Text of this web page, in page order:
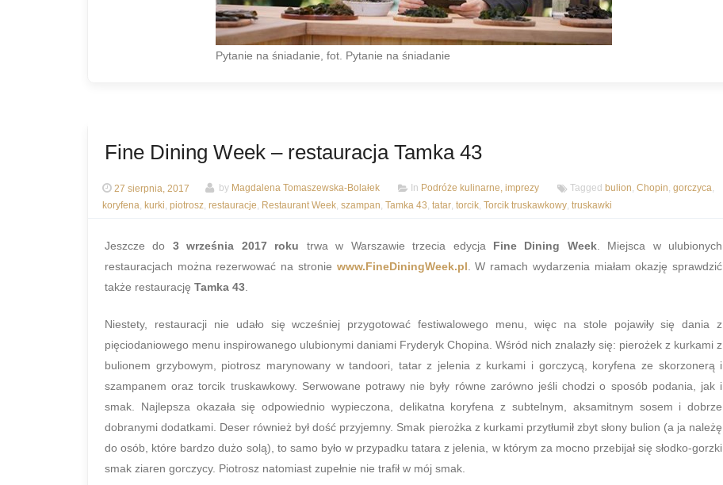
Pytanie na śniadanie, fot. Pytanie na śniadanie
Fine Dining Week – restauracja Tamka 43
27 sierpnia, 2017 by Magdalena Tomaszewska-Bolałek In Podróże kulinarne, imprezy Tagged bulion, Chopin, gorczyca,
koryfena, kurki, piotrosz, restauracje, Restaurant Week, szampan, Tamka 43, tatar, torcik, Torcik truskawkowy, truskawki
Jeszcze do 3 września 2017 roku trwa w Warszawie trzecia edycja Fine Dining Week. Miejsca w ulubionych
restauracjach można rezerwować na stronie www.FineDiningWeek.pl. W ramach wydarzenia miałam okazję sprawdzić
także restaurację Tamka 43.
Niestety, restauracji nie udało się wcześniej przygotować festiwalowego menu, więc na stole pojawiły się dania z
pięciodaniowego menu inspirowanego ulubionymi daniami Fryderyk Chopina. Wśród nich znalazły się: pierożek z kurkami z
bulionem grzybowym, piotrosz marynowany w tandoori, tatar z jelenia z kurkami i gorczycą, koryfena ze skorzonerą i
szampanem oraz torcik truskawkowy. Serwowane potrawy nie były równe zarówno jeśli chodzi o sposób podania, jak i
smak. Najlepsza okazała się odpowiednio wypieczona, delikatna koryfena z subtelnym, aksamitnym sosem i dobrze
dobranymi dodatkami. Deser również był dość przyjemny. Smak pierożka z kurkami przytłumił zbyt słony bulion (a ja należę
do osób, które bardzo dużo solą), to samo było w przypadku tatara z jelenia, w którym za mocno przebijał się słodko-gorzki
smak ziaren gorczycy. Piotrosz natomiast zupełnie nie trafił w mój smak.